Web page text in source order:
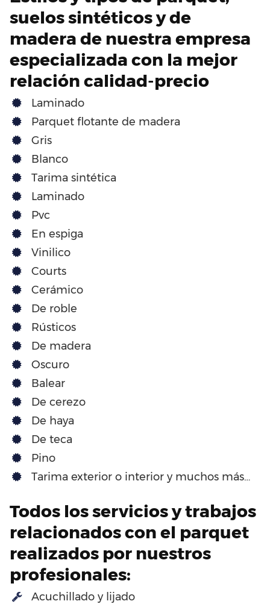
suelos sintéticos y de
madera de nuestra empresa
especializada con la mejor
relación calidad-precio
Laminado
Parquet flotante de madera
Gris
Blanco
Tarima sintética
Laminado
Pvc
En espiga
Vinilico
Courts
Cerámico
De roble
Rústicos
De madera
Oscuro
Balear
De cerezo
De haya
De teca
Pino
Tarima exterior o interior y muchos más…
Todos los servicios y trabajos
relacionados con el parquet
realizados por nuestros
profesionales:
Acuchillado y lijado